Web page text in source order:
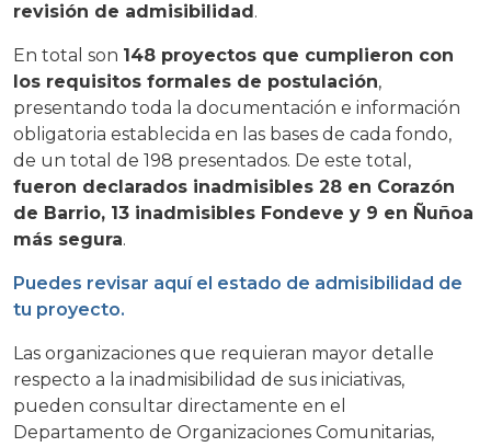
revisión de admisibilidad.
En total son 148 proyectos que cumplieron con
los requisitos formales de postulación,
presentando toda la documentación e información
obligatoria establecida en las bases de cada fondo,
de un total de 198 presentados. De este total,
fueron declarados inadmisibles 28 en Corazón
de Barrio, 13 inadmisibles Fondeve y 9 en Ñuñoa
más segura.
Puedes revisar aquí el estado de admisibilidad de
tu proyecto.
Las organizaciones que requieran mayor detalle
respecto a la inadmisibilidad de sus iniciativas,
pueden consultar directamente en el
Departamento de Organizaciones Comunitarias,